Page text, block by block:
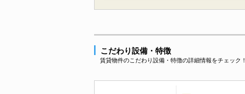
こだわり設備・特徴
賃貸物件のこだわり設備・特徴の詳細情報をチェック！